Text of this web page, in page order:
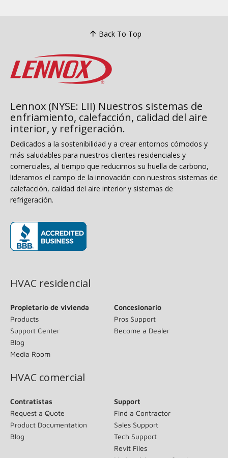
Back To Top
Lennox (NYSE: LII) Nuestros sistemas de
enfriamiento, calefacción, calidad del aire
interior, y refrigeración.
Dedicados a la sostenibilidad y a crear entornos cómodos y
más saludables para nuestros clientes residenciales y
comerciales, al tiempo que reducimos su huella de carbono,
lideramos el campo de la innovación con nuestros sistemas de
calefacción, calidad del aire interior y sistemas de
refrigeración.
HVAC residencial
Propietario de vivienda
Products
Support Center
Blog
Media Room
Concesionario
Pros Support
Become a Dealer
HVAC comercial
Contratistas
Request a Quote
Product Documentation
Blog
Support
Find a Contractor
Sales Support
Tech Support
Revit Files